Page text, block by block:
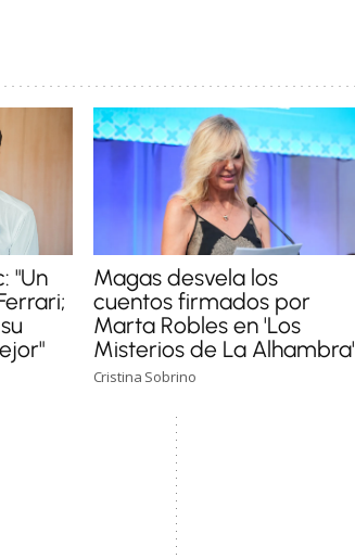
"Un
Magas desvela los
cuentos firmados por
Marta Robles en 'Los
Misterios de La Alhambra'
Cristina Sobrino